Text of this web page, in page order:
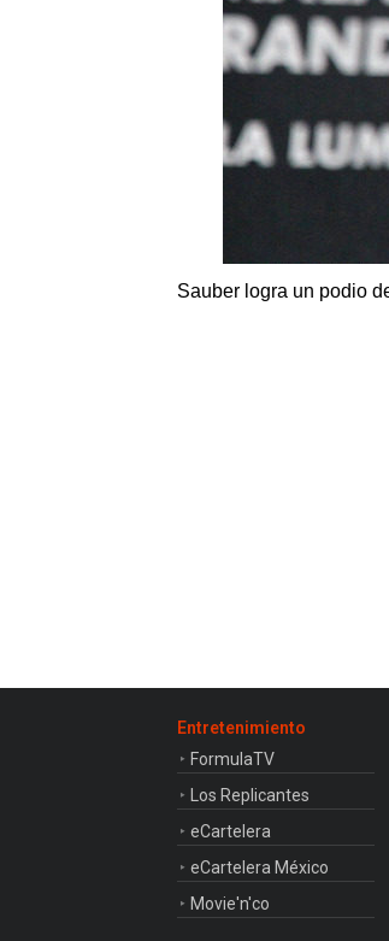
Sauber logra un podio
Entretenimiento
FormulaTV
Los Replicantes
eCartelera
eCartelera México
Movie'n'co